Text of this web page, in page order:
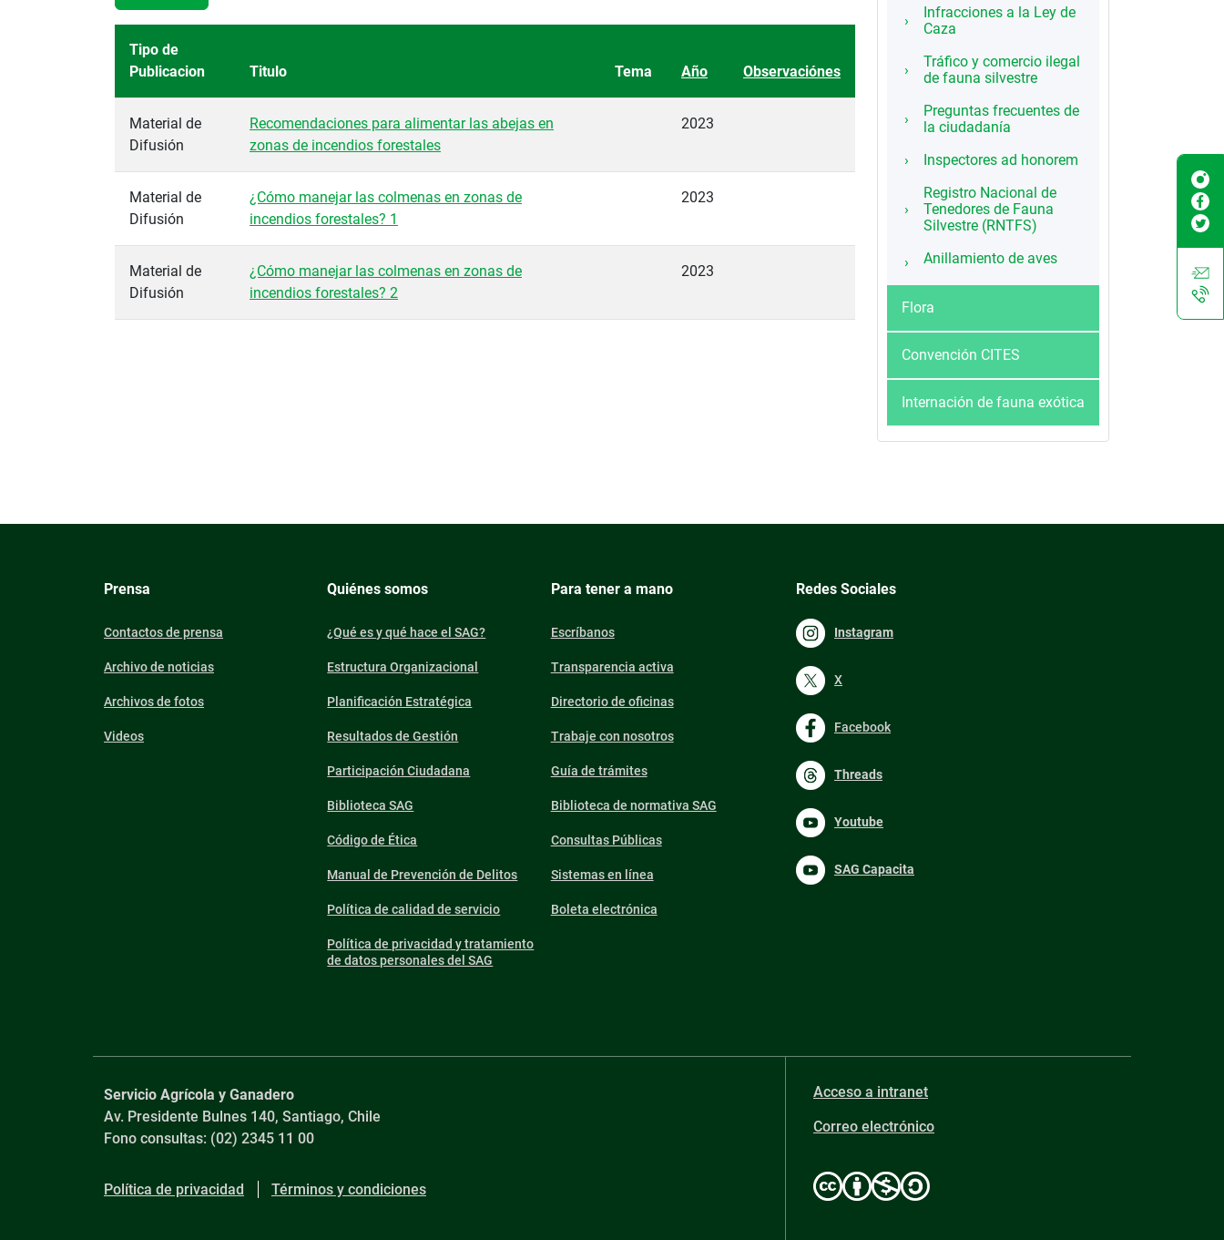
Tipo de
Publicacion
Titulo Tema Año Observaciónes
Material de
Difusión
Recomendaciones para alimentar las abejas en
zonas de incendios forestales
2023
Material de
Difusión
¿Cómo manejar las colmenas en zonas de
incendios forestales? 1
2023
Material de
Difusión
¿Cómo manejar las colmenas en zonas de
incendios forestales? 2
2023
Infracciones a la Ley de
Caza
Tráfico y comercio ilegal
de fauna silvestre
Preguntas frecuentes de
la ciudadanía
Inspectores ad honorem
Registro Nacional de
Tenedores de Fauna
Silvestre (RNTFS)
Anillamiento de aves
Flora
Convención CITES
Internación de fauna exótica
Prensa
Contactos de prensa
Archivo de noticias
Archivos de fotos
Videos
Quiénes somos
¿Qué es y qué hace el SAG?
Estructura Organizacional
Planificación Estratégica
Resultados de Gestión
Participación Ciudadana
Biblioteca SAG
Código de Ética
Manual de Prevención de Delitos
Política de calidad de servicio
Política de privacidad y tratamiento
de datos personales del SAG
Para tener a mano
Escríbanos
Transparencia activa
Directorio de oficinas
Trabaje con nosotros
Guía de trámites
Biblioteca de normativa SAG
Consultas Públicas
Sistemas en línea
Boleta electrónica
Redes Sociales
Instagram
X
Facebook
Threads
Youtube
SAG Capacita
Servicio Agrícola y Ganadero
Av. Presidente Bulnes 140, Santiago, Chile
Fono consultas: (02) 2345 11 00
Política de privacidad Términos y condiciones
Acceso a intranet
Correo electrónico